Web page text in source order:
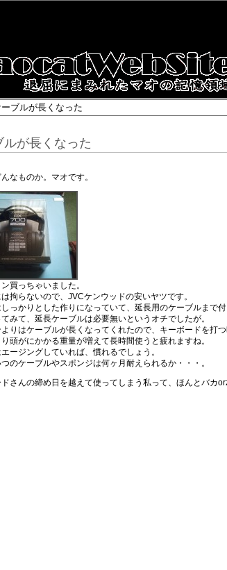
ブルが長くなった
ルが長くなった
なものか。マオです。
買っちゃいました。
拘らないので、JVCケンウッドの安いヤツです。
っかりとした作りになっていて、延長用のケーブルまで付
みて、延長ケーブルは必要無いというオチでしたが。
りはケーブルが長くなってくれたので、キーボードを打
頭がにかかる重量が増えて長時間使うと疲れますね。
ージングしていれば、慣れるでしょう。
のケーブルやスポンジは何ヶ月耐えられるか・・・。
さんの締め日を越えて使ってしまう私って、ほんとバカ